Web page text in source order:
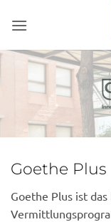
Inhalt
Goethe Plus
Goethe Plus ist